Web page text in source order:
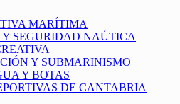
MARÍTIMA
Y SEGURIDAD NAÚTICA
Y SUBMARINISMO
Y BOTAS
DE CANTABRIA